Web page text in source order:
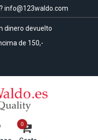
info@123waldo.com
dinero devuelto
de 150,-
0